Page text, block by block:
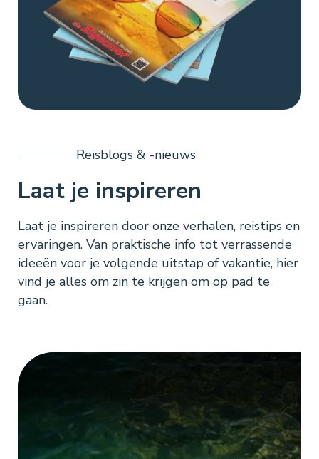
Reisblogs & -nieuws
Laat je inspireren
Laat je inspireren door onze verhalen, reistips en
ervaringen. Van praktische info tot verrassende
ideeën voor je volgende uitstap of vakantie, hier
vind je alles om zin te krijgen om op pad te
gaan.